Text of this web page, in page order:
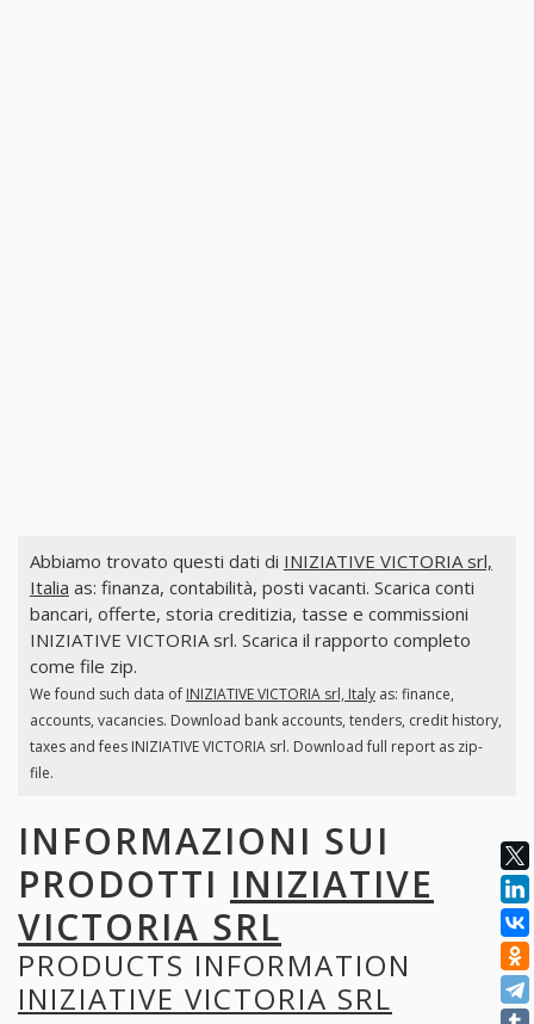
Abbiamo trovato questi dati di INIZIATIVE VICTORIA srl,
Italia as: finanza, contabilità, posti vacanti. Scarica conti
bancari, offerte, storia creditizia, tasse e commissioni
INIZIATIVE VICTORIA srl. Scarica il rapporto completo
come file zip.
We found such data of INIZIATIVE VICTORIA srl, Italyas: finance,
accounts, vacancies. Download bank accounts, tenders, credit history,
taxes and fees INIZIATIVE VICTORIA srl. Download full report as zip-
file.
INFORMAZIONI SUI
PRODOTTI INIZIATIVE
VICTORIA SRL
PRODUCTS INFORMATION
INIZIATIVE VICTORIA SRL